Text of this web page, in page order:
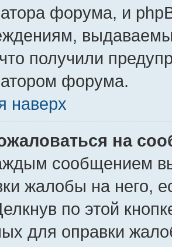
форума, и
получили
форума.
наверх
на
сообщением
жалобы на него,
по этой
для оправки